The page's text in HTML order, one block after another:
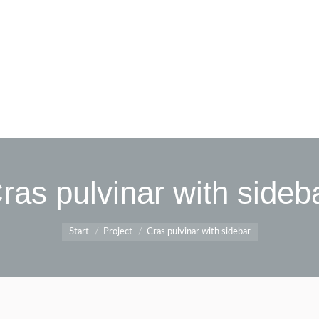
pulvinar with
Start Project Cras pulvinar with sidebar